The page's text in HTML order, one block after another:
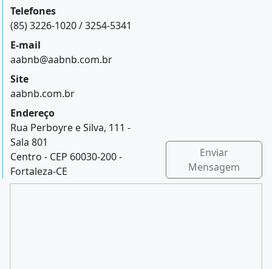
Telefones
(85) 3226-1020 / 3254-5341
E-mail
aabnb@aabnb.com.br
Site
aabnb.com.br
Endereço
Rua Perboyre e Silva, 111 -
Sala 801
Centro - CEP 60030-200 -
Fortaleza-CE
Enviar
Mensagem